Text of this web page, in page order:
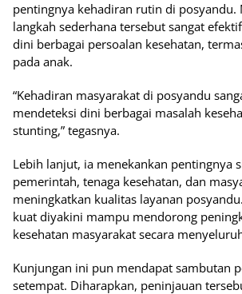
pentingnya kehadiran rutin di posyandu.
langkah sederhana tersebut sangat
dini berbagai persoalan kesehatan,
pada anak.
“Kehadiran masyarakat di posyandu
mendeteksi dini berbagai masalah
stunting,” tegasnya.
Lebih lanjut, ia menekankan pentingnya
pemerintah, tenaga kesehatan, dan
meningkatkan kualitas layanan
kuat diyakini mampu mendorong
kesehatan masyarakat secara
Kunjungan ini pun mendapat sambutan
setempat. Diharapkan, peninjauan